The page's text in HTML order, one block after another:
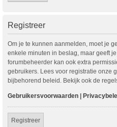
Registreer
Om je te kunnen aanmelden, moet je
enkele minuten in beslag, maar geeft
forumbeheerder kan ook extra
gebruikers. Lees voor registratie onze
bijbehorend beleid. Bekijk ook de
Gebruikersvoorwaarden |
Registreer